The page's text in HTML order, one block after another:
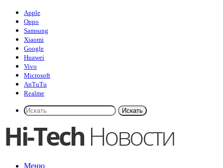
Apple
Oppo
Samsung
Xiaomi
Google
Huawei
Vivo
Microsoft
AnTuTu
Realme
Искать
Меню